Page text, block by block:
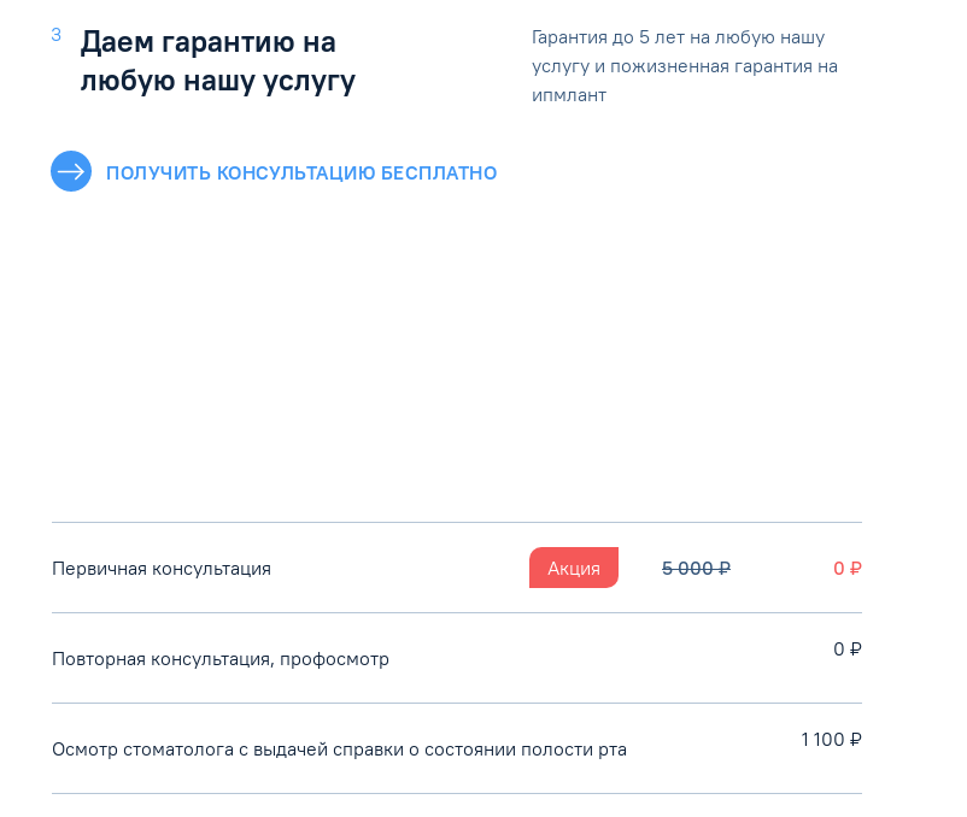
3
Даем гарантию на
любую нашу услугу
Гарантия до 5 лет на любую нашу
услугу и пожизненная гарантия на
ипмлант
ПОЛУЧИТЬ КОНСУЛЬТАЦИЮ БЕСПЛАТНО
Первичная консультация Акция 5 000 ₽ 0 ₽
Повторная консультация, профосмотр 0 ₽
Осмотр стоматолога с выдачей справки о состоянии полости рта 1 100 ₽